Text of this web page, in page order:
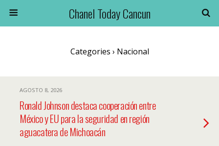
Chanel Today Cancun
Categories › Nacional
AGOSTO 8, 2026
Ronald Johnson destaca cooperación entre
México y EU para la seguridad en región
aguacatera de Michoacán